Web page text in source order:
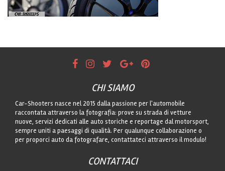
CHI SIAMO
Car-Shooters nasce nel 2015 dalla passione per l'automobile
raccontata attraverso la fotografia: prove su strada di vetture
nuove, servizi dedicati alle auto storiche e reportage dal motorsport,
sempre uniti a paesaggi di qualità. Per qualunque collaborazione o
per proporci auto da fotografare, contattateci attraverso il modulo!
CONTATTACI